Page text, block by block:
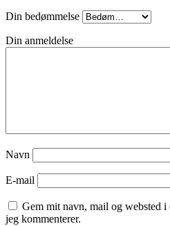
Din bedømmelse
Din anmeldelse
Navn
E-mail
Gem mit navn, mail og websted
jeg kommenterer.